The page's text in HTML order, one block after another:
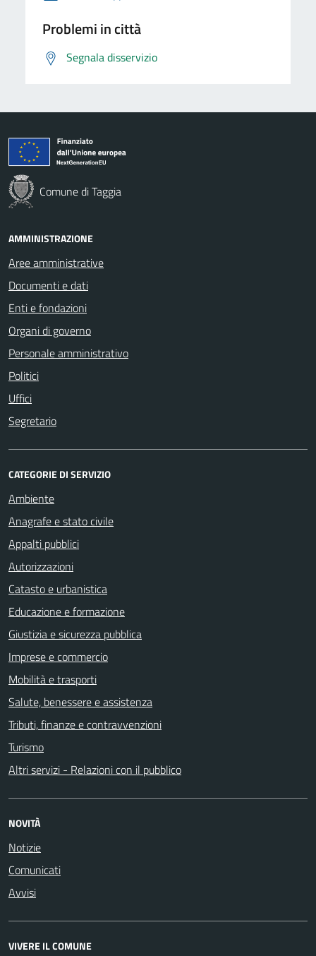
Problemi in città
Segnala disservizio
Comune di Taggia
AMMINISTRAZIONE
Aree amministrative
Documenti e dati
Enti e fondazioni
Organi di governo
Personale amministrativo
Politici
Uffici
Segretario
CATEGORIE DI SERVIZIO
Ambiente
Anagrafe e stato civile
Appalti pubblici
Autorizzazioni
Catasto e urbanistica
Educazione e formazione
Giustizia e sicurezza pubblica
Imprese e commercio
Mobilità e trasporti
Salute, benessere e assistenza
Tributi, finanze e contravvenzioni
Turismo
Altri servizi - Relazioni con il pubblico
NOVITÀ
Notizie
Comunicati
Avvisi
VIVERE IL COMUNE